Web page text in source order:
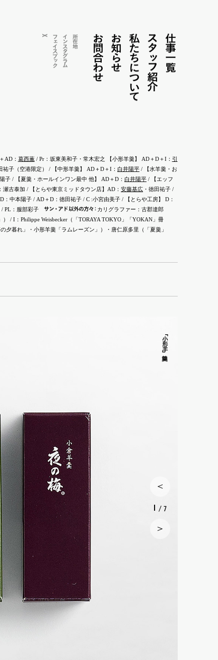
仕事一覧
ス
タ
ッ
フ紹介
私たちについて
お知らせ
お問合わせ
所在地
インス
タ
グ
ラ
ム
フェイス
ブ
ッ
ク
X
AD： 葛西薫/ Pr：坂東美和子・常木宏之 【小形羊羹】 AD＋D＋I： 引
祐子（空港限定） / 【中形羊羹】 AD＋D＋I： 白井陽平 / 【水羊羹・お
/ 【夏羹・ホールインワン最中 他】 AD＋D： 白井陽平 / 【エッフ
古泰加 / 【とらや東京ミッドタウン店】AD： 安藤基広 ・徳田祐子 /
中本陽子 / AD＋D：徳田祐子 / C :小宮由美子 / 【とらや工房】 D：
/ PL：服部彩子 サン・ ア ド以外の方々： カリグラファー：古郡達郎
） / I：Philippe Weisbecker（「TORAYA TOKYO」「YOKAN」冊
夕暮れ」・小形羊羹「ラムレーズン」）・唐仁原多里（「夏羹」
「小形羊羹
」
1 / 7